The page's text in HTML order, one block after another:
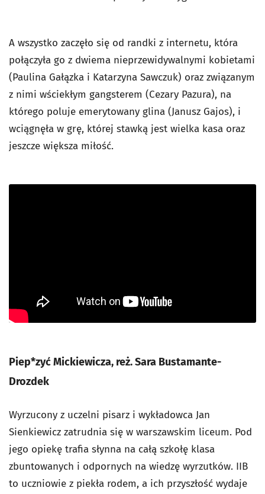
A wszystko zaczęło się od randki z internetu, która
połączyła go z dwiema nieprzewidywalnymi kobietami
(Paulina Gałązka i Katarzyna Sawczuk) oraz związanym
z nimi wściekłym gangsterem (Cezary Pazura), na
którego poluje emerytowany glina (Janusz Gajos), i
wciągnęła w grę, której stawką jest wielka kasa oraz
jeszcze większa miłość.
Piep*zyć Mickiewicza, reż. Sara Bustamante-
Drozdek
Wyrzucony z uczelni pisarz i wykładowca Jan
Sienkiewicz zatrudnia się w warszawskim liceum. Pod
jego opiekę trafia słynna na całą szkołę klasa
zbuntowanych i odpornych na wiedzę wyrzutków. IIB
to uczniowie z piekła rodem, a ich przyszłość wydaje